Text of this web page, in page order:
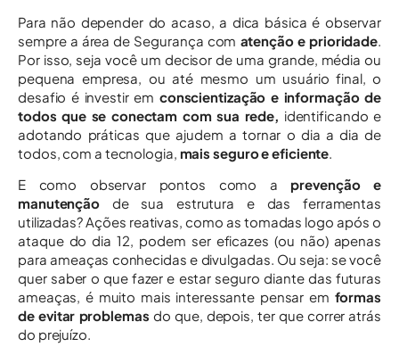
Para não depender do acaso, a dica básica é observar
sempre a área de Segurança com atenção e prioridade
Por isso, seja você um decisor de uma grande, média ou
pequena empresa, ou até mesmo um usuário final, o
desafio é investir em conscientização e informação de
todos que se conectam com sua rede, identificando e
adotando práticas que ajudem a tornar o dia a dia de
todos, com a tecnologia, mais seguro e eficiente
E como observar pontos como a prevenção e
manutenção de sua estrutura e das ferramentas
utilizadas? Ações reativas, como as tomadas logo após o
ataque do dia 12, podem ser eficazes (ou não) apenas
para ameaças conhecidas e divulgadas. Ou seja: se você
quer saber o que fazer e estar seguro diante das futuras
ameaças, é muito mais interessante pensar em formas
de evitar problemas do que, depois, ter que correr atrás
do prejuízo.